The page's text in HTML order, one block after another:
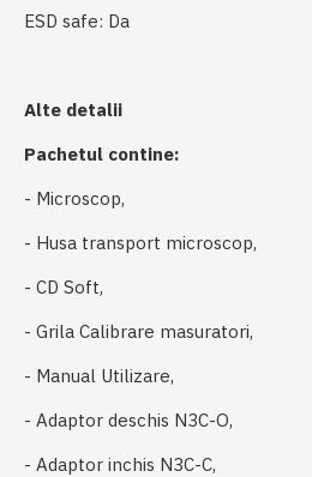
ESD safe: Da
Alte detalii
Pachetul contine:
- Microscop,
- Husa transport microscop,
- CD Soft,
- Grila Calibrare masuratori,
- Manual Utilizare,
- Adaptor deschis N3C-O,
- Adaptor inchis N3C-C,